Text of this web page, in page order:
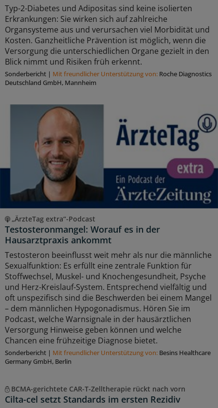
Typ-2-Diabetes und Adipositas sind keine isolierten
Erkrankungen: Sie wirken sich auf zahlreiche
Organsysteme aus und verursachen viel Morbidität und
Kosten. Ganzheitliche Prävention ist möglich, wenn die
Versorgung die unterschiedlichen Organe gezielt in den
Blick nimmt und Risiken früh erkennt.
Sonderbericht | Mit freundlicher Unterstützung von: Roche Diagnostics
Deutschland GmbH, Mannheim
„ÄrzteTag extra“-Podcast
Testosteronmangel: Worauf es in der
Hausarztpraxis ankommt
Testosteron beeinflusst weit mehr als nur die männliche
Sexualfunktion: Es erfüllt eine zentrale Funktion für
Stoffwechsel, Muskel- und Knochengesundheit, Psyche
und Herz-Kreislauf-System. Entsprechend vielfältig und
oft unspezifisch sind die Beschwerden bei einem Mangel
– dem männlichen Hypogonadismus. Hören Sie im
Podcast, welche Warnsignale in der hausärztlichen
Versorgung Hinweise geben können und welche
Chancen eine frühzeitige Diagnose bietet.
Sonderbericht | Mit freundlicher Unterstützung von: Besins Healthcare
Germany GmbH, Berlin
BCMA-gerichtete CAR-T-Zelltherapie rückt nach vorn
Cilta-cel setzt Standards im ersten Rezidiv